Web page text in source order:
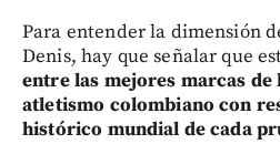
Para entender la dimensión
Denis, hay que señalar que
entre las mejores marcas
atletismo colombiano con
histórico mundial de cada